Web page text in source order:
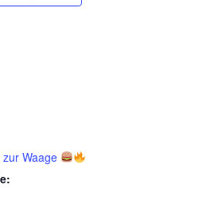
Waage